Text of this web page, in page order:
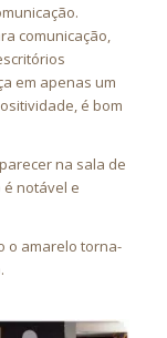
comunicação,
em apenas um
é bom
na sala de
notável e
o amarelo torna-